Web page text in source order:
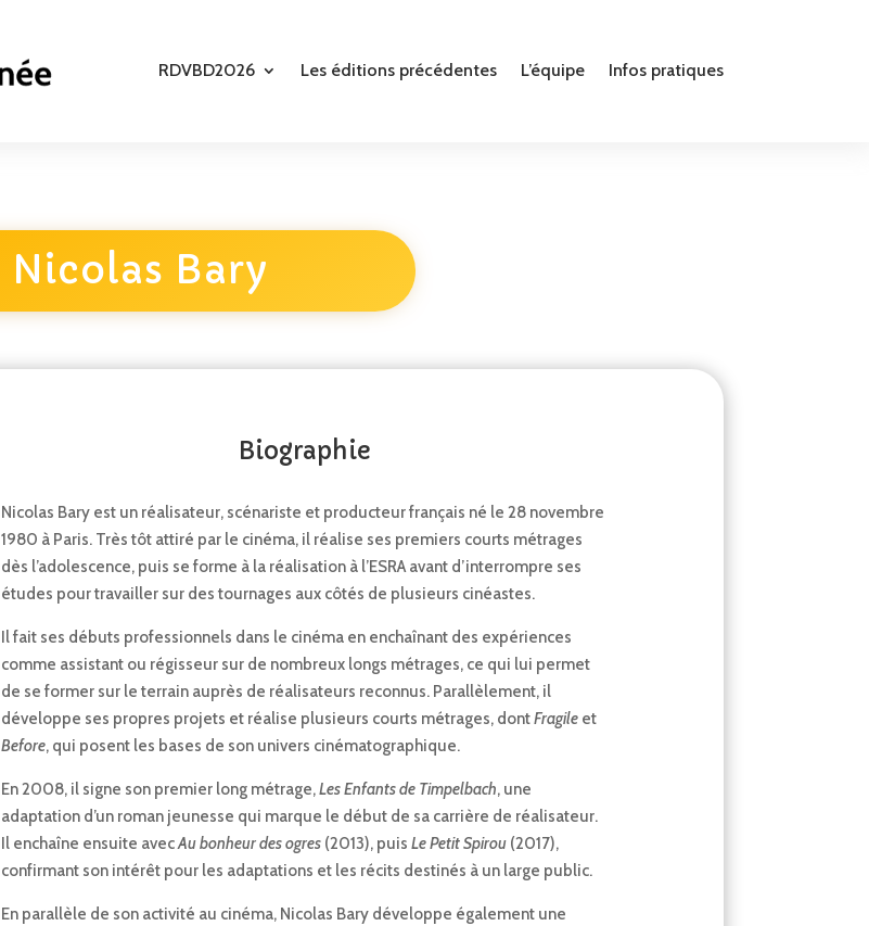
RDVBD2026 Les éditions précédentes L’équipe Infos pratiques
Nicolas Bary
Biographie
Nicolas Bary est un réalisateur, scénariste et producteur français né le 28 novembre
1980 à Paris. Très tôt attiré par le cinéma, il réalise ses premiers courts métrages
dès l’adolescence, puis se forme à la réalisation à l’ESRA avant d’interrompre ses
études pour travailler sur des tournages aux côtés de plusieurs cinéastes.
Il fait ses débuts professionnels dans le cinéma en enchaînant des expériences
comme assistant ou régisseur sur de nombreux longs métrages, ce qui lui permet
de se former sur le terrain auprès de réalisateurs reconnus. Parallèlement, il
développe ses propres projets et réalise plusieurs courts métrages, dontFragile et
Before, qui posent les bases de son univers cinématographique.
En 2008, il signe son premier long métrage,Les Enfants de Timpelbach, une
adaptation d’un roman jeunesse qui marque le début de sa carrière de réalisateur.
Il enchaîne ensuite avecAu bonheur des ogres (2013), puisLe Petit Spirou (2017),
confirmant son intérêt pour les adaptations et les récits destinés à un large public.
En parallèle de son activité au cinéma, Nicolas Bary développe également une